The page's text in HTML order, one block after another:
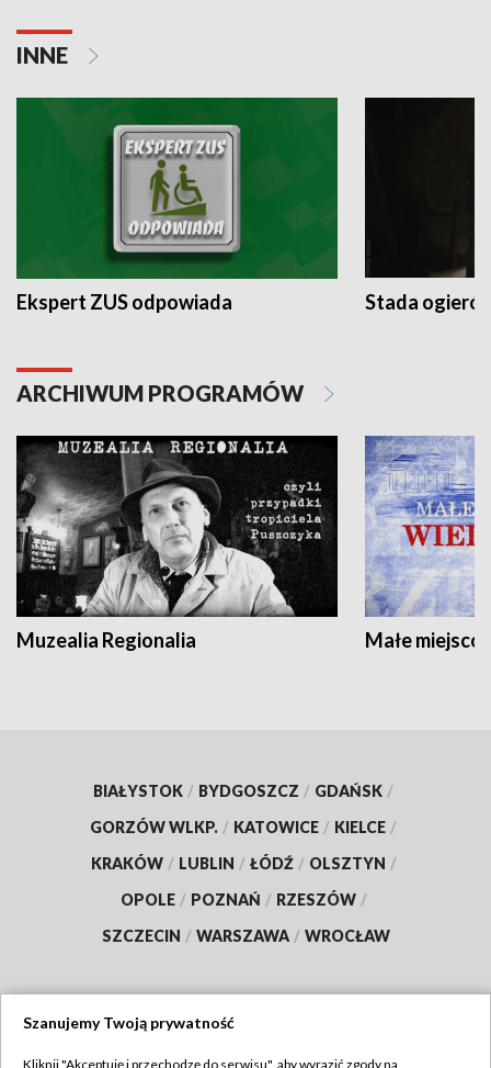
INNE
Ekspert ZUS odpowiada Stada
ARCHIWUM PROGRAMÓW
Muzealia Regionalia Małe
BIAŁYSTOK / BYDGOSZCZ / GDAŃSK /
GORZÓW WLKP. / KATOWICE / KIELCE /
KRAKÓW / LUBLIN / ŁÓDŹ / OLSZTYN /
OPOLE / POZNAŃ / RZESZÓW /
SZCZECIN / WARSZAWA / WROCŁAW
Szanujemy Twoją prywatność
Kliknij "Akceptuję i przechodzę do serwisu", aby wyrazić zgody na